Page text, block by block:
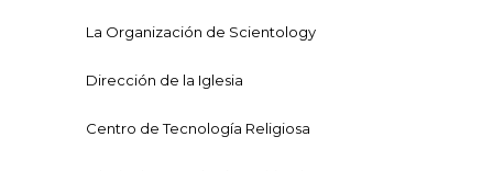
La Organización de Scientology
Dirección de la Iglesia
Centro de Tecnología Religiosa